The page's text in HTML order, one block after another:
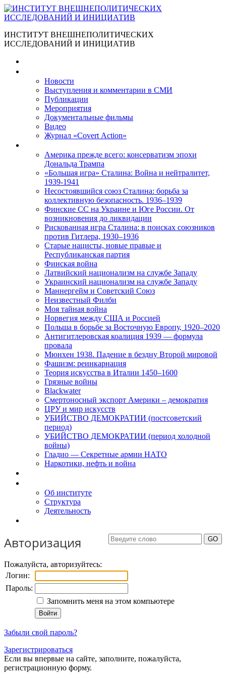
ИНСТИТУТ ВНЕШНЕПОЛИТИЧЕСКИХ
ИССЛЕДОВАНИЙ И ИНИЦИАТИВ
Новости
Выступления и коммента­рии в СМИ
Публикации
Мероприятия
Документальные фильмы
Видео
Журнал «Covert Action»
Америка прежде всего: консерватизм эпохи
Дональда Трампа
«Большая игра» Сталина: Война и нейтралитет,
1939-1941
Несостоявшийся союз Сталина: борьба за
коллективную безопасность. 1936–1939
Финские СС на Украине и Юге России. От
возникновения до ликвидации
Рискованная игра Сталина: в поисках союзников
против Гитлера, 1930–1936
Старые нацисты, новые правые и
Республиканская партия
Финская война
Латвийский национализм на службе Западу
Украинский национализм на службе Западу
Маннергейм и Советский Союз
Неизвестный Филби
Моя тайная война
Норвегия между США и Россией
Польша в борьбе за Восточную Европу, 1920–2020
Антигитлеровская коалиция 1939 — формула
провала
Мюнхен 1938. Падение в бездну Второй мировой
Фашизм: реинкарнация
Теория искусства в Италии 1450–1600
Грязные войны
Blackwater
Смертоносный экспорт Америки – демократия
ЦРУ и мир искусств
УБИЙСТВО ДЕМОКРАТИИ (постсоветский
период)
УБИЙСТВО ДЕМОКРАТИИ (период холодной
войны)
Гладио — Секретные армии НАТО
Наркотики, нефть и война
Об институте
Структура
Деятельность
Авторизация
Пожалуйста, авторизуйтесь:
Логин:
Пароль:
Запомнить меня на этом компьютере
Забыли свой пароль?
Зарегистрироваться
Если вы впервые на сайте, заполните, пожалуйста,
регистрационную форму.